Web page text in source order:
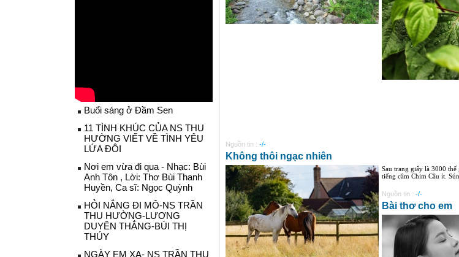
Buổi sáng ở Đầm Sen
11 TÌNH KHÚC CỦA NS THU
HƯỜNG VIẾT VỀ TÌNH YÊU
LỨA ĐÔI
Nơi em vừa đi qua - Nhạc: Bùi
Anh Tôn , Lời: Thơ Bùi Thanh
Huyền, Ca sĩ: Ngọc Quỳnh
HỎI NẮNG ĐI MÔ-NS TRẦN
THU HƯỜNG-LƯƠNG
DUYÊN THẮNG-BÙI THỊ
THÚY
NGÀY EM XA- NS TRẦN THU
Nguồn tin : -/-
Không thôi ngạc nhiên
Sau trang giấy là 3000
tiếng câm Chim Câu ít.
Nguồn tin : -/-
Bài thơ cho em